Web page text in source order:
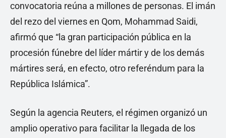
convocatoria reúna a millones de personas. El imán
del rezo del viernes en Qom, Mohammad Saidi,
afirmó que “la gran participación pública en la
procesión fúnebre del líder mártir y de los demás
mártires será, en efecto, otro referéndum para la
República Islámica”.
Según la agencia Reuters, el régimen organizó un
amplio operativo para facilitar la llegada de los